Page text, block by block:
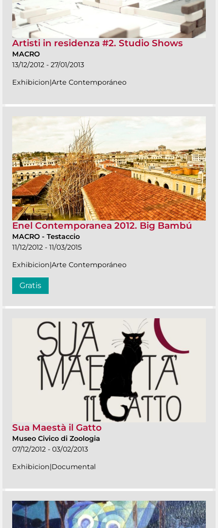
Artisti in residenza #2. Studio Shows
MACRO
13/12/2012 - 27/01/2013
Exhibicion|Arte Contemporáneo
Enel Contemporanea 2012. Big Bambú
MACRO - Testaccio
11/12/2012 - 11/03/2015
Exhibicion|Arte Contemporáneo
Gratis
Sua Maestà il Gatto
Museo Civico di Zoologia
07/12/2012 - 03/02/2013
Exhibicion|Documental